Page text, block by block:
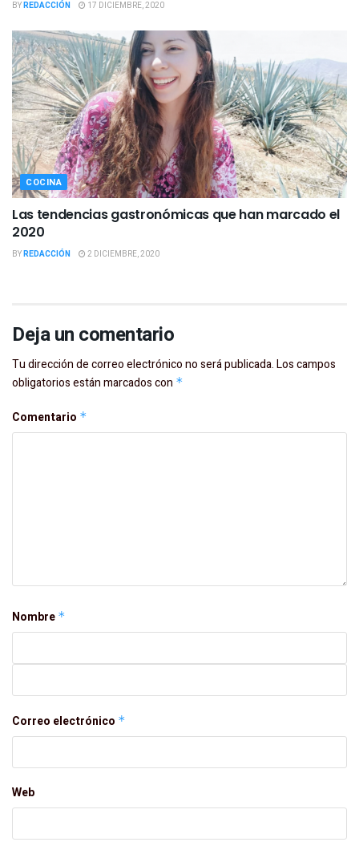
BYREDACCIÓN 17 DICIEMBRE, 2020
COCINA
Las tendencias gastronómicas que han marcado el
2020
BYREDACCIÓN 2 DICIEMBRE, 2020
Deja un comentario
Tu dirección de correo electrónico no será publicada.Los campos
obligatorios están marcados con *
Comentario *
Nombre *
Correo electrónico *
Web